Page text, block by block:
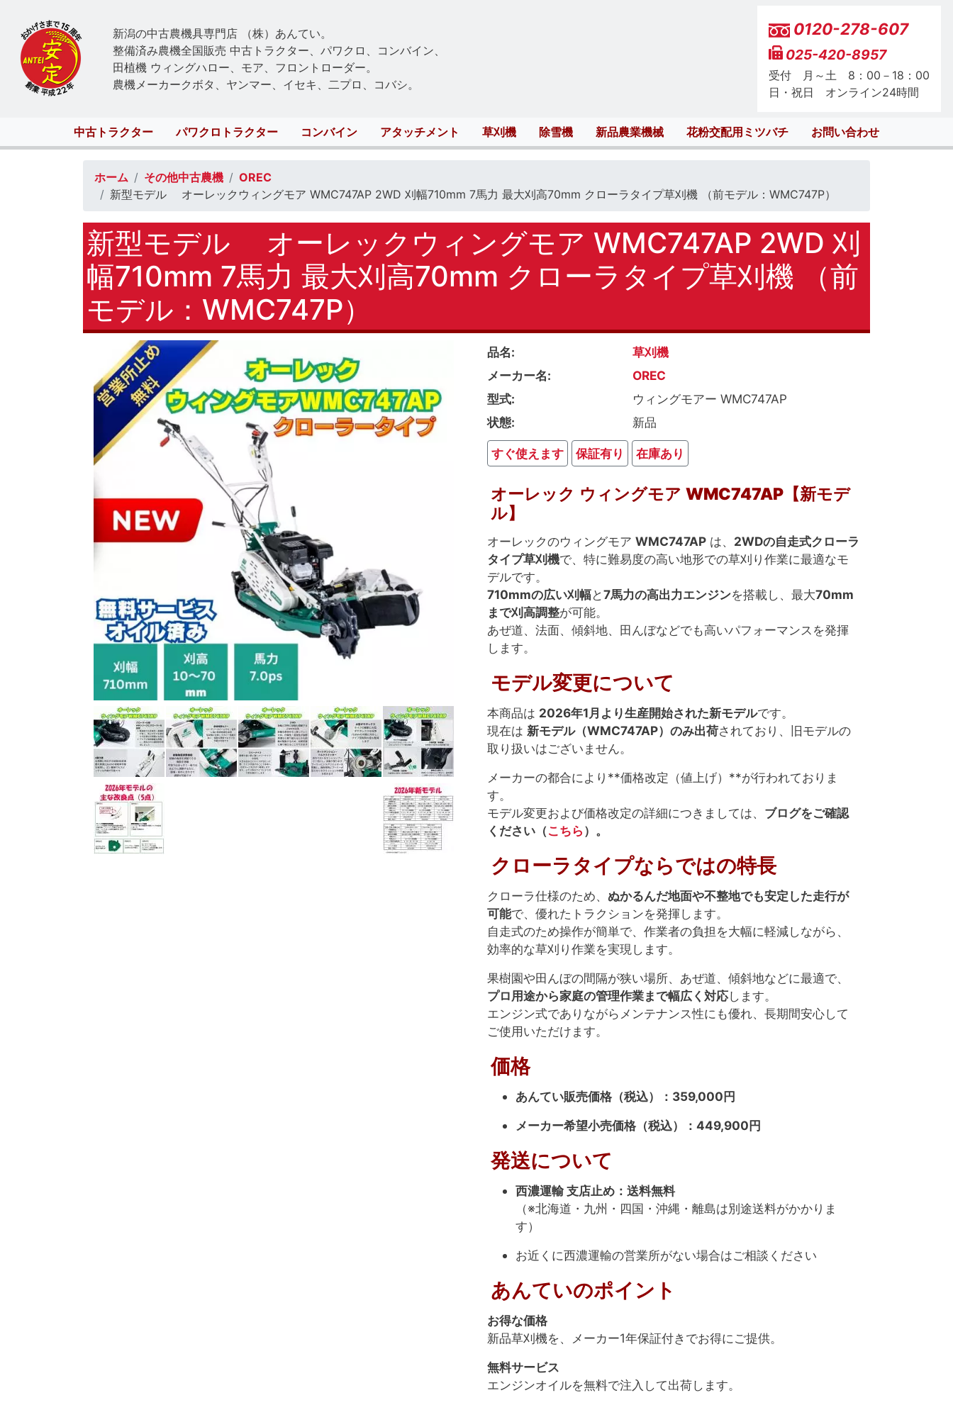
新潟の中古農機具専門店 （株）あんてい。
整備済み農機全国販売 中古トラクター、パワクロ、コンバイン、
田植機 ウィングハロー、モア、フロントローダー。
農機メーカークボタ、ヤンマー、イセキ、二プロ、コバシ。
0120-278-607
025-420-8957
受付 月～土 8：00－18：00
日・祝日 オンライン24時間
Main
navigation
中古トラクター パワクロトラクター コンバイン アタッチメント 草刈機 除雪機 新品農業機械 花粉交配用ミツバチ お問い合わせ
ホーム その他中古農機
OREC
新型モデル オーレックウィングモア WMC747AP 2WD 刈幅710mm 7馬力 最大刈高70mm クローラタイプ草刈機 （前モデル：WMC747P）
新型モデル オーレックウィングモア WMC747AP 2WD 刈
幅710mm 7馬力 最大刈高70mm クローラタイプ草刈機 （前
モデル：WMC747P）
品名
草刈機
メーカー名
OREC
型式
ウィングモアー WMC747AP
状態
新品
すぐ使えます 保証有り 在庫あり
オーレック ウィングモア WMC747AP 【新モデ
ル】
オーレックのウィングモア WMC747AP は、 2WDの自走式クローラ
タイプ草刈機で、特に難易度の高い地形での草刈り作業に最適なモ
デルです。
710mmの広い刈幅と7馬力の高出力エンジンを搭載し、最大70mm
まで刈高調整が可能。
あぜ道、法面、傾斜地、田んぼなどでも高いパフォーマンスを発揮
します。
モデル変更について
本商品は 2026年1月より生産開始された新モデルです。
現在は 新モデル（WMC747AP）のみ出荷されており、旧モデルの
取り扱いはございません。
メーカーの都合により**価格改定（値上げ）**が行われておりま
す。
モデル変更および価格改定の詳細につきましては、 ブログをご確認
ください（こちら）。
クローラタイプならではの特長
クローラ仕様のため、 ぬかるんだ地面や不整地でも安定した走行が
可能で、優れたトラクションを発揮します。
自走式のため操作が簡単で、作業者の負担を大幅に軽減しながら、
効率的な草刈り作業を実現します。
果樹園や田んぼの間隔が狭い場所、あぜ道、傾斜地などに最適で、
プロ用途から家庭の管理作業まで幅広く対応します。
エンジン式でありながらメンテナンス性にも優れ、長期間安心して
ご使用いただけます。
価格
あんてい販売価格（税込）：359,000円
メーカー希望小売価格（税込）：449,900円
発送について
西濃運輸 支店止め：送料無料
（※北海道・九州・四国・沖縄・離島は別途送料がかかりま
す）
お近くに西濃運輸の営業所がない場合はご相談ください
あんていのポイント
お得な価格
新品草刈機を、メーカー1年保証付きでお得にご提供。
無料サービス
エンジンオイルを無料で注入して出荷します。